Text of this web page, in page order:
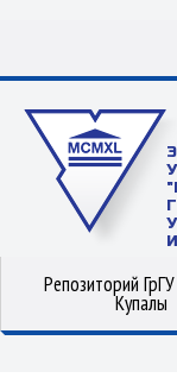
Репозиторий
Купалы